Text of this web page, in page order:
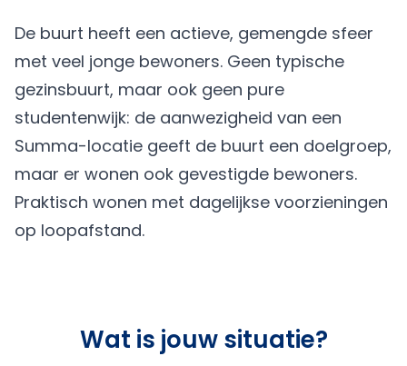
De buurt heeft een actieve, gemengde sfeer
met veel jonge bewoners. Geen typische
gezinsbuurt, maar ook geen pure
studentenwijk: de aanwezigheid van een
Summa-locatie geeft de buurt een doelgroep,
maar er wonen ook gevestigde bewoners.
Praktisch wonen met dagelijkse voorzieningen
op loopafstand.
Wat is jouw situatie?